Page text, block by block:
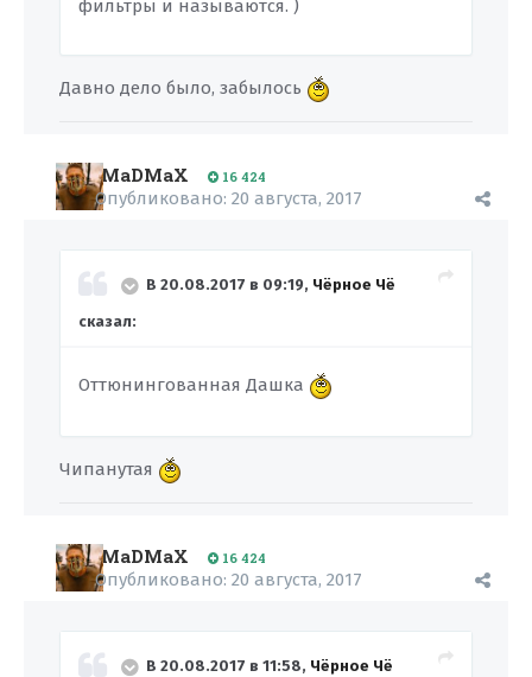
фильтры и называются. )
Давно дело было, забылось
MaDMaX 16 424
Опубликовано: 20 августа, 2017
В 20.08.2017 в 09:19, Чёрное Чё
сказал:
Оттюнингованная Дашка
Чипанутая
MaDMaX 16 424
Опубликовано: 20 августа, 2017
В 20.08.2017 в 11:58, Чёрное Чё